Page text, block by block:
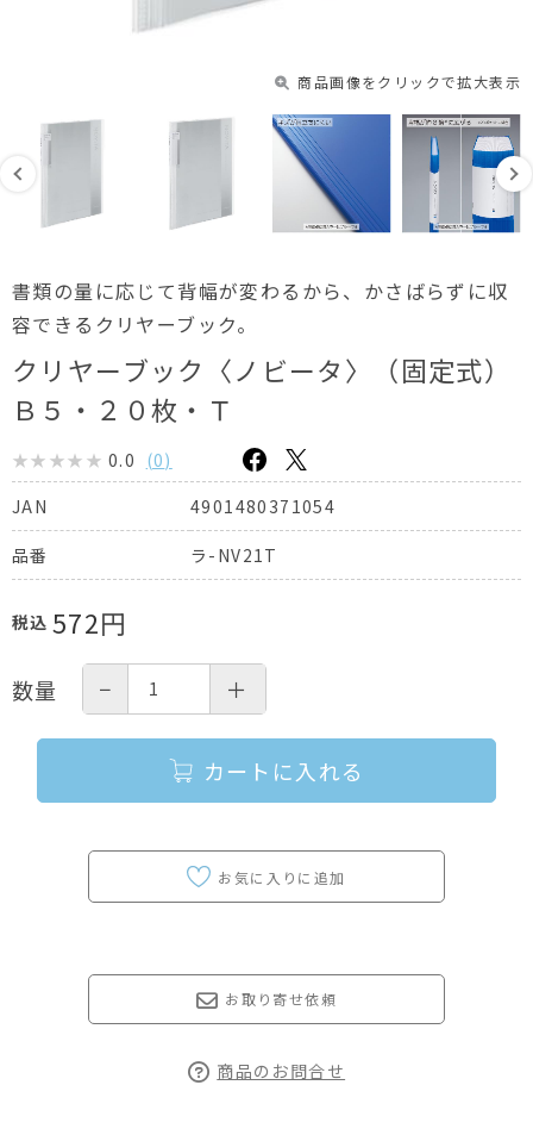
商品画像をクリックで拡大表示
書類の量に応じて背幅が変わるから、かさばらずに収
容できるクリヤーブック。
クリヤーブック〈ノビータ〉（固定式）
Ｂ５・２０枚・Ｔ
0.0 (0)
JAN
4901480371054
品番 ラ-NV21T
税込 572円
数量 − ＋
カートに入れる
お取り寄せ依頼
商品のお問合せ